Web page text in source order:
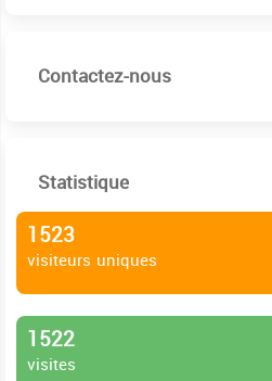
Contactez-nous
Statistique
1523
visiteurs uniques
1522
visites